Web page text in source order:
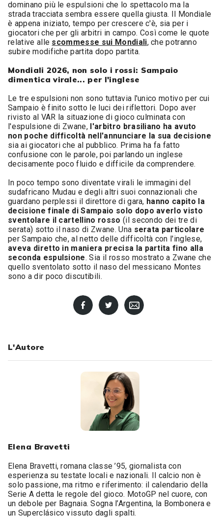
dominano più le espulsioni che lo spettacolo ma la
strada tracciata sembra essere quella giusta. Il Mondiale
è appena iniziato, tempo per crescere c'è, sia per i
giocatori che per gli arbitri in campo. Così come le quote
relative alle scommesse sui Mondiali, che potranno
subire modifiche partita dopo partita.
Mondiali 2026, non solo i rossi: Sampaio
dimentica virale... per l'inglese
Le tre espulsioni non sono tuttavia l'unico motivo per cui
Sampaio è finito sotto le luci dei riflettori. Dopo aver
rivisto al VAR la situazione di gioco culminata con
l'espulsione di Zwane, l'arbitro brasiliano ha avuto
non poche difficoltà nell'annunciare la sua decisione
sia ai giocatori che al pubblico. Prima ha fa fatto
confusione con le parole, poi parlando un inglese
decisamente poco fluido e difficile da comprendere.
In poco tempo sono diventate virali le immagini del
sudafricano Mudau e degli altri suoi connazionali che
guardano perplessi il direttore di gara, hanno capito la
decisione finale di Sampaio solo dopo averlo visto
sventolare il cartellino rosso (il secondo dei tre di
serata) sotto il naso di Zwane. Una serata particolare
per Sampaio che, al netto delle difficoltà con l'inglese,
aveva diretto in maniera precisa la partita fino alla
seconda espulsione. Sia il rosso mostrato a Zwane che
quello sventolato sotto il naso del messicano Montes
sono a dir poco discutibili.
L'Autore
Elena Bravetti
Elena Bravetti, romana classe ’95, giornalista con
esperienza su testate locali e nazionali. Il calcio non è
solo passione, ma ritmo e riferimento: il calendario della
Serie A detta le regole del gioco. MotoGP nel cuore, con
un debole per Bagnaia. Sogna l’Argentina, la Bombonera e
un Superclásico vissuto dagli spalti.